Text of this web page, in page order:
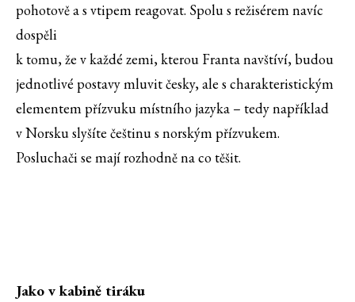
pohotově a s vtipem reagovat. Spolu s režisérem navíc
dospěli
k tomu, že v každé zemi, kterou Franta navštíví, budou
jednotlivé postavy mluvit česky, ale s charakteristickým
elementem přízvuku místního jazyka – tedy například
v Norsku slyšíte češtinu s norským přízvukem.
Posluchači se mají rozhodně na co těšit.
Jako v kabině tiráku